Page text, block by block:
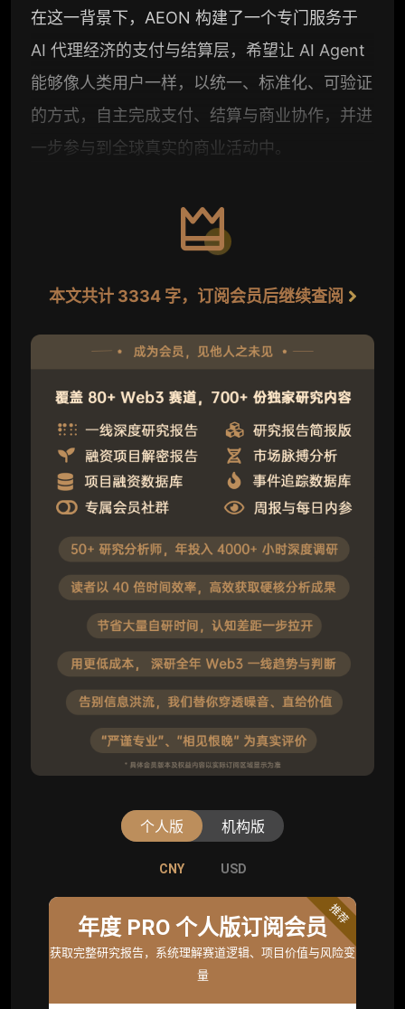
在这一背景下，AEON 构建了一个专门服务于
AI 代理经济的支付与结算层，希望让 AI Agent
能够像人类用户一样，以统一、标准化、可验证
的方式，自主完成支付、结算与商业协作，并进
一步参与到全球真实的商业活动中。
本文共计 3334 字，订阅会员后继续查阅
个人版 机构版
CNY USD
年度 PRO 个人版订阅会员
获取完整研究报告，系统理解赛道逻辑、项目价值与风险变
量
推荐
CNY USD
机构标准年度服务会员
获取机构级研究与基础服务
标准版